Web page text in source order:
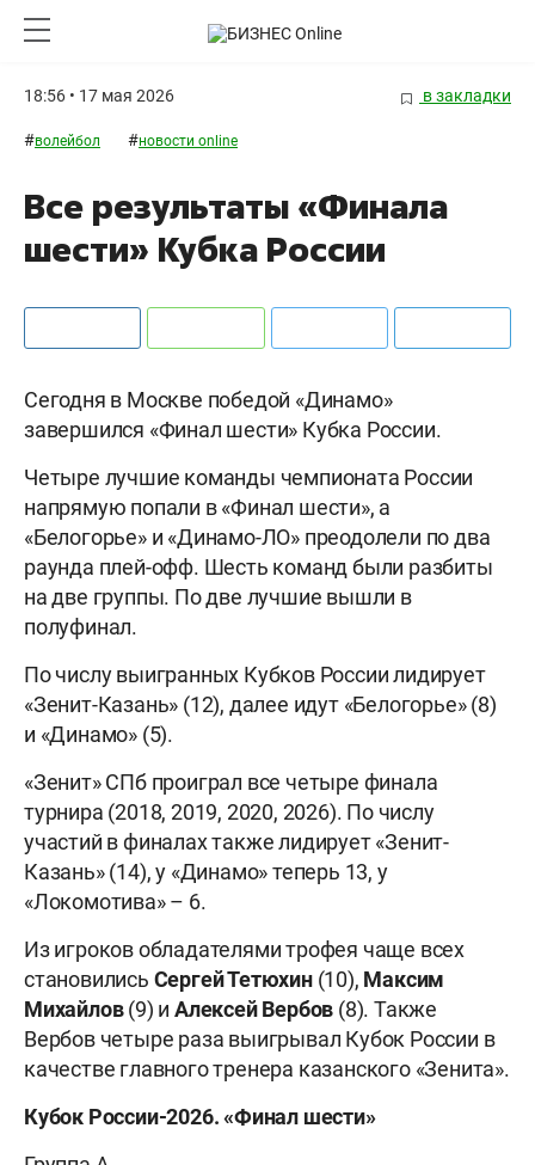
18:56 • 17 мая 2026 в закладки
#волейбол #новости online
Все результаты «Финала
шести» Кубка России
Сегодня в Москве победой «Динамо»
завершился «Финал шести» Кубка России.
Четыре лучшие команды чемпионата России
напрямую попали в «Финал шести», а
«Белогорье» и «Динамо-ЛО» преодолели по два
раунда плей-офф. Шесть команд были разбиты
на две группы. По две лучшие вышли в
полуфинал.
По числу выигранных Кубков России лидирует
«Зенит-Казань» (12), далее идут «Белогорье» (8)
и «Динамо» (5).
«Зенит» СПб проиграл все четыре финала
турнира (2018, 2019, 2020, 2026). По числу
участий в финалах также лидирует «Зенит-
Казань» (14), у «Динамо» теперь 13, у
«Локомотива» – 6.
Из игроков обладателями трофея чаще всех
становились Сергей Тетюхин(10), Максим
Михайлов(9) иАлексей Вербов (8). Также
Вербов четыре раза выигрывал Кубок России в
качестве главного тренера казанского «Зенита».
Кубок России-2026. «Финал шести»